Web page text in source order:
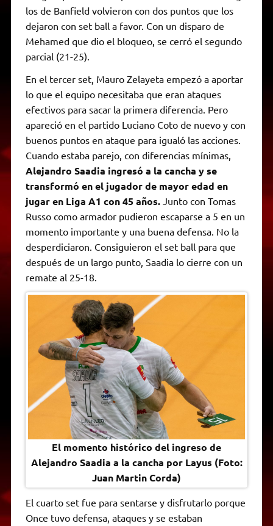
los de Banfield volvieron con dos puntos que los
dejaron con set ball a favor. Con un disparo de
Mehamed que dio el bloqueo, se cerró el segundo
parcial (21-25).
En el tercer set, Mauro Zelayeta empezó a aportar
lo que el equipo necesitaba que eran ataques
efectivos para sacar la primera diferencia. Pero
apareció en el partido Luciano Coto de nuevo y con
buenos puntos en ataque para igualó las acciones.
Cuando estaba parejo, con diferencias mínimas,
Alejandro Saadia ingresó a la cancha y se
transformó en el jugador de mayor edad en
jugar en Liga A1 con 45 años. Junto con Tomas
Russo como armador pudieron escaparse a 5 en un
momento importante y una buena defensa. No la
desperdiciaron. Consiguieron el set ball para que
después de un largo punto, Saadia lo cierre con un
remate al 25-18.
El momento histórico del ingreso de
Alejandro Saadia a la cancha por Layus (Foto:
Juan Martin Corda)
El cuarto set fue para sentarse y disfrutarlo porque
Once tuvo defensa, ataques y se estaban